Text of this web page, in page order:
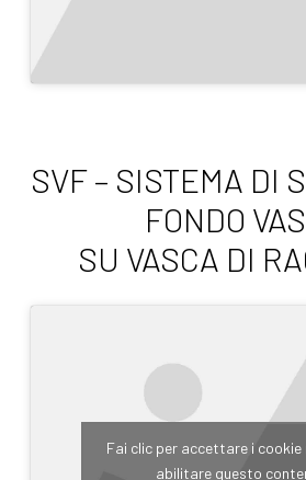
SVF – SISTEMA DI
FONDO
SU VASCA DI
Fai clic per accettare i cookie
abilitare questo